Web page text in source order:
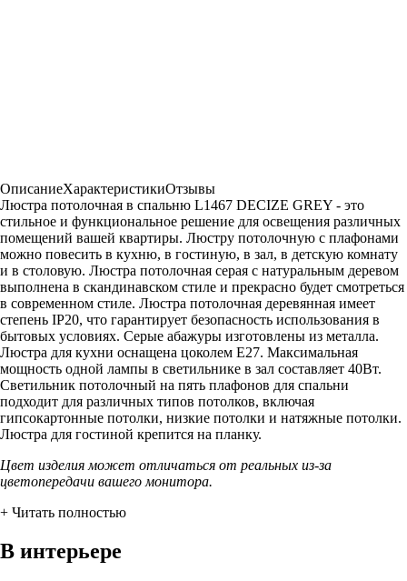
ОписаниеХарактеристикиОтзывы
Люстра потолочная в спальню L1467 DECIZE GREY - это
стильное и функциональное решение для освещения различных
помещений вашей квартиры. Люстру потолочную с плафонами
можно повесить в кухню, в гостиную, в зал, в детскую комнату
и в столовую. Люстра потолочная серая с натуральным деревом
выполнена в скандинавском стиле и прекрасно будет смотреться
в современном стиле. Люстра потолочная деревянная имеет
степень IP20, что гарантирует безопасность использования в
бытовых условиях. Серые абажуры изготовлены из металла.
Люстра для кухни оснащена цоколем Е27. Максимальная
мощность одной лампы в светильнике в зал составляет 40Вт.
Светильник потолочный на пять плафонов для спальни
подходит для различных типов потолков, включая
гипсокартонные потолки, низкие потолки и натяжные потолки.
Люстра для гостиной крепится на планку.
Цвет изделия может отличаться от реальных из-за
цветопередачи вашего монитора.
+ Читать полностью
В интерьере